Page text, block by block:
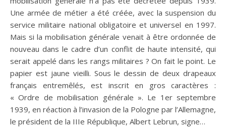
Une armée de métier a été créée, avec la suspension du
service militaire national obligatoire et universel en 1997.
Mais si la mobilisation générale venait à être ordonnée de
nouveau dans le cadre d’un conflit de haute intensité, qui
serait appelé dans les rangs militaires ? On fait le point. Le
papier est jaune vieilli. Sous le dessin de deux drapeaux
français entremêlés, est inscrit en gros caractères :
« Ordre de mobilisation générale ». Le 1er septembre
1939, en réaction à l’invasion de la Pologne par l’Allemagne,
le président de la IIIe République, Albert Lebrun, signe…